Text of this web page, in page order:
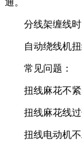
通。
分线架缠线时
自动绕线机扭
常见问题：
扭线麻花不紧
扭线麻花线过
扭线电动机不